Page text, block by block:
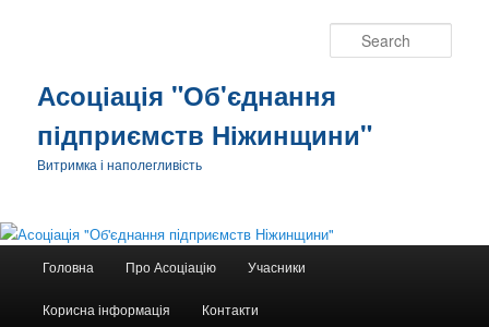
Асоціація "Об'єднання
підприємств Ніжинщини"
Витримка і наполегливість
Skip
to
Головна Про Асоціацію Учасники
Корисна інформація Контакти